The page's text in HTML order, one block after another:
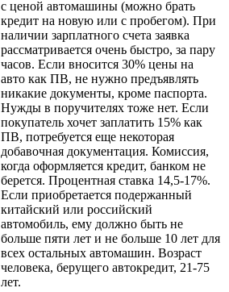
с ценой автомашины (можно брать
кредит на новую или с пробегом). При
наличии зарплатного счета заявка
рассматривается очень быстро, за пару
часов. Если вносится 30% цены на
авто как ПВ, не нужно предъявлять
никакие документы, кроме паспорта.
Нужды в поручителях тоже нет. Если
покупатель хочет заплатить 15% как
ПВ, потребуется еще некоторая
добавочная документация. Комиссия,
когда оформляется кредит, банком не
берется. Процентная ставка 14,5-17%.
Если приобретается подержанный
китайский или российский
автомобиль, ему должно быть не
больше пяти лет и не больше 10 лет для
всех остальных автомашин. Возраст
человека, берущего автокредит, 21-75
лет.